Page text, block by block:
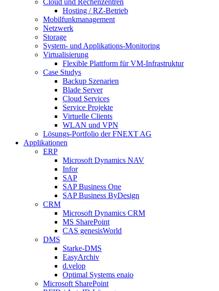
Cloud und Rechenzentren
Hosting / RZ-Betrieb
Mobilfunkmanagement
Netzwerk
Storage
System- und Applikations-Monitoring
Virtualisierung
Flexible Plattform für VM-Infrastruktur
Case Studys
Backup Szenarien
Blade Server
Cloud Services
Service Projekte
Virtuelle Clients
WLAN und VPN
Lösungs-Portfolio der FNEXT AG
Applikationen
ERP
Microsoft Dynamics NAV
Infor
SAP
SAP Business One
SAP Business ByDesign
CRM
Microsoft Dynamics CRM
MS SharePoint
CAS genesisWorld
DMS
Starke-DMS
EasyArchiv
d.velop
Optimal Systems enaio
Microsoft SharePoint